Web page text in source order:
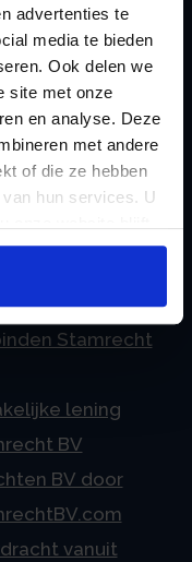
advertenties te
media te bieden
Ook delen we
site met onze
en analyse. Deze
met andere
of die ze hebben
hun services. U
van de BV
BV
Pensioen BV
BV
Stamrecht
lening
BV
BV door
vanuit